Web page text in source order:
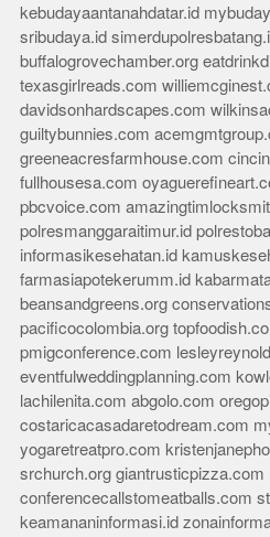
kebudayaantanahdatar.id
sribudaya.id
buffalogrovechamber.org
texasgirlreads.com
davidsonhardscapes.com
guiltybunnies.com
greeneacresfarmhouse.com
fullhousesa.com
pbcvoice.com
polresmanggaraitimur.id
informasikesehatan.id
farmasiapotekerumm.id
beansandgreens.org
pacificocolombia.org
pmigconference.com
eventfulweddingplanning.com
lachilenita.com abgolo.com
costaricacasadaretodream.com
yogaretreatpro.com
srchurch.org giantrusticpizza.com
conferencecallstomeatballs.com
keamananinformasi.id